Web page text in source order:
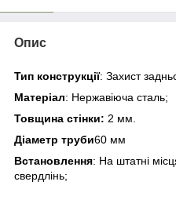
Опис
Тип конструкції: Захист
Матеріал: Нержавіюча сталь;
Товщина стінки: 2 мм.
Діаметр труби60 мм
Встановлення: На штатні
свердлінь;